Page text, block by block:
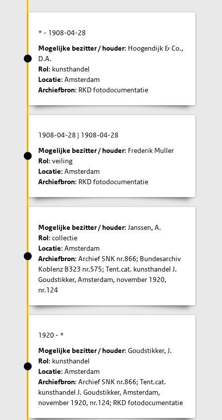
* - 1908-04-28
Mogelijke bezitter / houder: Hoogendijk & Co.,
D.A.
Rol: kunsthandel
Locatie: Amsterdam
Archiefbron: RKD fotodocumentatie
1908-04-28 | 1908-04-28
Mogelijke bezitter / houder: Frederik Muller
Rol: veiling
Locatie: Amsterdam
Archiefbron: RKD fotodocumentatie
Mogelijke bezitter / houder: Janssen, A.
Rol: collectie
Locatie: Amsterdam
Archiefbron: Archief SNK nr.866; Bundesarchiv
Koblenz B323 nr.575; Tent.cat. kunsthandel J.
Goudstikker, Amsterdam, november 1920,
nr.124
1920 - *
Mogelijke bezitter / houder: Goudstikker, J.
Rol: kunsthandel
Locatie: Amsterdam
Archiefbron: Archief SNK nr.866; Tent.cat.
kunsthandel J. Goudstikker, Amsterdam,
november 1920, nr.124; RKD fotodocumentatie